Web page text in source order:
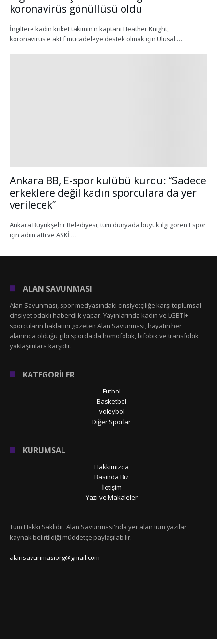
koronavirüs gönüllüsü oldu
İngiltere kadın kriket takımının kaptanı Heather Knight,
koronavirüsle aktif mücadeleye destek olmak için Ulusal …
Ankara BB, E-spor kulübü kurdu: “Sadece
erkeklere değil kadın sporculara da yer
verilecek”
Ankara Büyükşehir Belediyesi, tüm dünyada büyük ilgi gören Espor
için adım attı ve ASKİ …
ALAN SAVUNMASI
Alan Savunması, spor medyasındaki cinsiyetçiliğe karşı toplumsal
cinsiyet odaklı habercilik yapar. Yayınlarında kadın ve LGBTİ+
sporcuların haklarını gözeten Alan Savunması, hayatın her
alanında olduğu gibi sporda da homofobik, bifobik ve transfobik
yaklaşımlara karşıdır.
KATEGORİLER
Futbol
Basketbol
Voleybol
Diğer Sporlar
KURUMSAL
Hakkımızda
Basında Biz
İletişim
Yazı ve Makaleler
Tüm Hakkı Saklıdır. Alan Savunması'nda yer alan tüm yazılar
kaynak belirtildiği müddetçe paylaşılabilir.
alansavunmasiorg@gmail.com